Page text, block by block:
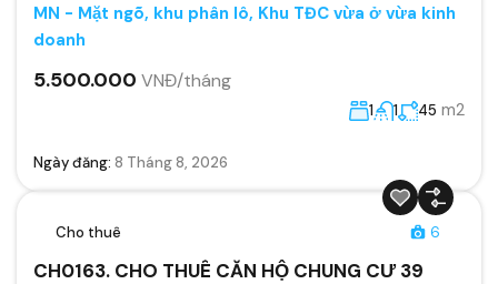
MN - Mặt ngõ, khu phân lô, Khu TĐC vừa ở vừa kinh
doanh
5.500.000 VNĐ/tháng
1 1 45 m2
Ngày đăng: 8 Tháng 8, 2026
Cho thuê 6
CH0163. CHO THUÊ CĂN HỘ CHUNG CƯ 39